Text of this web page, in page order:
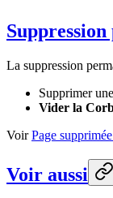
La suppression
Supprimer
Vider la
VoirPage
Voir aussi